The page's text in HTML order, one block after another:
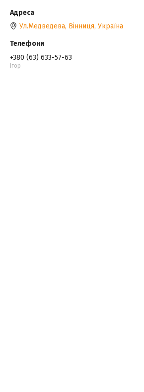
Ул.Медведева, Вінниця, Україна
+380 (63) 633-57-63
Ігор